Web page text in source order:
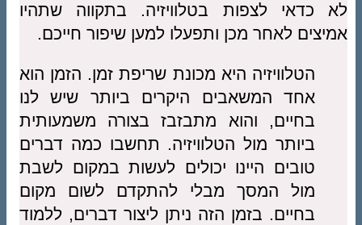
לא כדאי לצפות בטלוויזיה. בתקווה שתהיו
אמיצים לאחר מכן ותפעלו למען שיפור חייכם.
הטלוויזיה היא מכונת שריפת זמן. הזמן הוא
אחד המשאבים היקרים ביותר שיש לנו
בחיים, והוא מתבזבז בצורה משמעותית
ביותר מול הטלוויזיה. תחשבו כמה דברים
טובים היינו יכולים לעשות במקום לשבת
מול המסך מבלי להתקדם לשום מקום
בחיים. בזמן הזה ניתן ליצור דברים, ללמוד